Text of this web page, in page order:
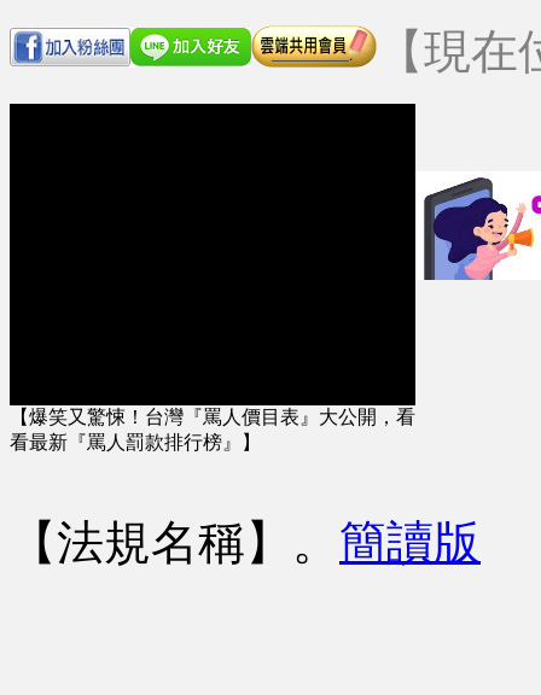
【現
【爆笑又驚悚！台灣『罵人價目表』大公開，看
看最新『罵人罰款排行榜』】
【法規名稱】 。 簡讀版